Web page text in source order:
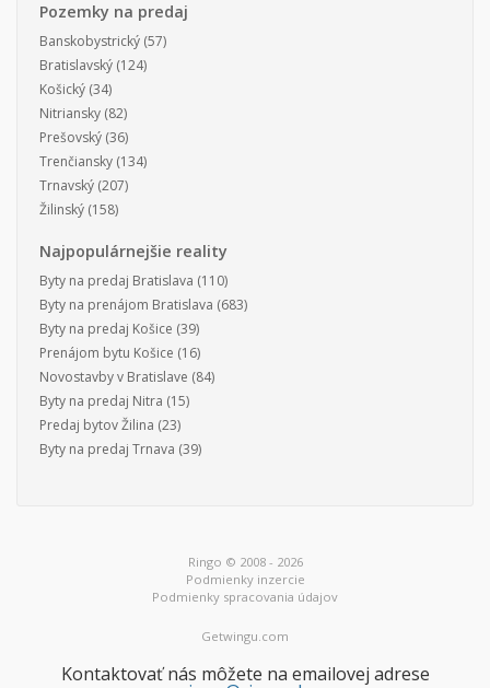
Pozemky na predaj
Banskobystrický (57)
Bratislavský (124)
Košický (34)
Nitriansky (82)
Prešovský (36)
Trenčiansky (134)
Trnavský (207)
Žilinský (158)
Najpopulárnejšie reality
Byty na predaj Bratislava (110)
Byty na prenájom Bratislava (683)
Byty na predaj Košice (39)
Prenájom bytu Košice (16)
Novostavby v Bratislave (84)
Byty na predaj Nitra (15)
Predaj bytov Žilina (23)
Byty na predaj Trnava (39)
Ringo © 2008 - 2026
Podmienky inzercie
Podmienky spracovania údajov
Getwingu.com
Kontaktovať nás môžete na emailovej adrese